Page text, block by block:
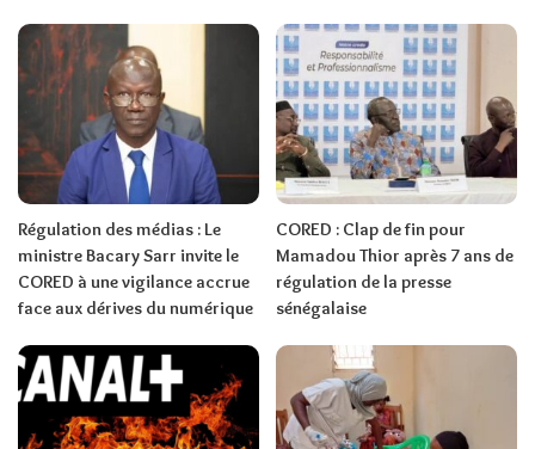
Régulation des médias : Le
ministre Bacary Sarr invite le
CORED à une vigilance accrue
face aux dérives du numérique
CORED : Clap de fin pour
Mamadou Thior après 7 ans de
régulation de la presse
sénégalaise